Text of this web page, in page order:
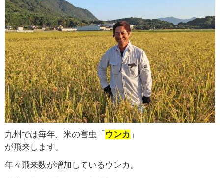
九州では毎年、米の害虫「 ウンカ 」
が飛来します。
年々飛来数が増加しているウンカ。